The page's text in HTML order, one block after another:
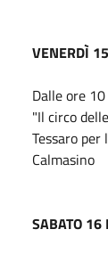
VENERDÌ
Dalle ore
"Il circo
Tessaro
Calmasino
SABATO 16